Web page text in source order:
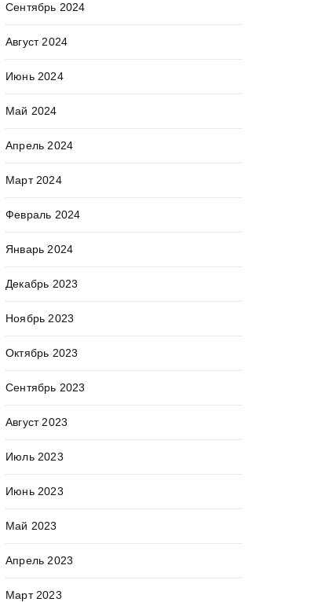
Сентябрь 2024
Август 2024
Июнь 2024
Май 2024
Апрель 2024
Март 2024
Февраль 2024
Январь 2024
Декабрь 2023
Ноябрь 2023
Октябрь 2023
Сентябрь 2023
Август 2023
Июль 2023
Июнь 2023
Май 2023
Апрель 2023
Март 2023